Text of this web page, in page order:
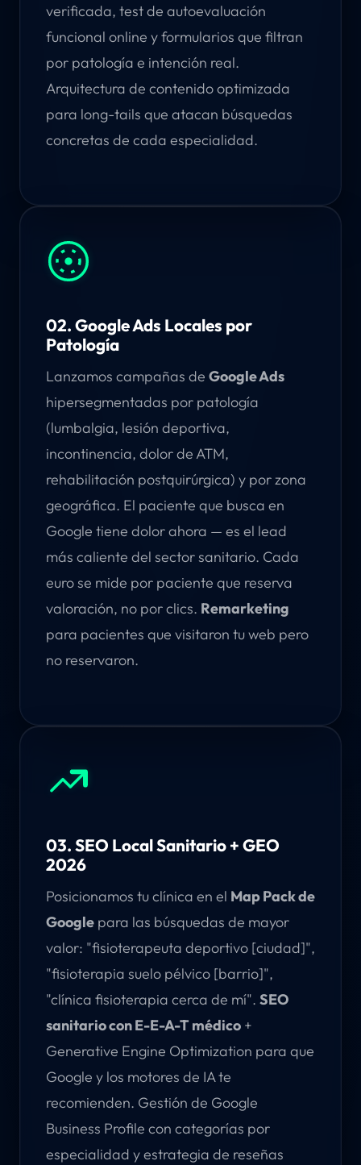
verificada, test de autoevaluación
funcional online y formularios que filtran
por patología e intención real.
Arquitectura de contenido optimizada
para long-tails que atacan búsquedas
concretas de cada especialidad.
02. Google Ads Locales por
Patología
Lanzamos campañas de Google Ads
hipersegmentadas por patología
(lumbalgia, lesión deportiva,
incontinencia, dolor de ATM,
rehabilitación postquirúrgica) y por zona
geográfica. El paciente que busca en
Google tiene dolor ahora — es el lead
más caliente del sector sanitario. Cada
euro se mide por paciente que reserva
valoración, no por clics. Remarketing
para pacientes que visitaron tu web pero
no reservaron.
03. SEO Local Sanitario + GEO
2026
Posicionamos tu clínica en el Map Pack de
Google para las búsquedas de mayor
valor: "fisioterapeuta deportivo [ciudad]",
"fisioterapia suelo pélvico [barrio]",
"clínica fisioterapia cerca de mí". SEO
sanitario con E-E-A-T médico +
Generative Engine Optimization para que
Google y los motores de IA te
recomienden. Gestión de Google
Business Profile con categorías por
especialidad y estrategia de reseñas